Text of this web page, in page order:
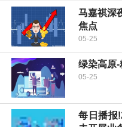
马嘉祺深
焦点
05-25
绿染高原-
05-25
每日播报